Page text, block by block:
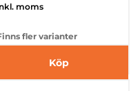
moms
fler varianter
Köp